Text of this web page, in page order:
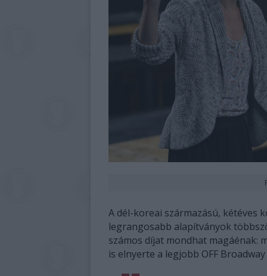
A dél-koreai származású, kétéves
legrangosabb alapítványok
számos díjat mondhat magáénak:
is elnyerte a legjobb OFF